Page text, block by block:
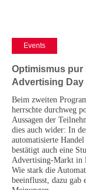
Events
Optimismus pur
Advertising Day
Beim zweiten
herrschte durchweg
Aussagen der
dies auch wider: In
automatisierte
bestätigt auch eine
Advertising-Markt in
Wie stark die
beeinflusst, dazu gab